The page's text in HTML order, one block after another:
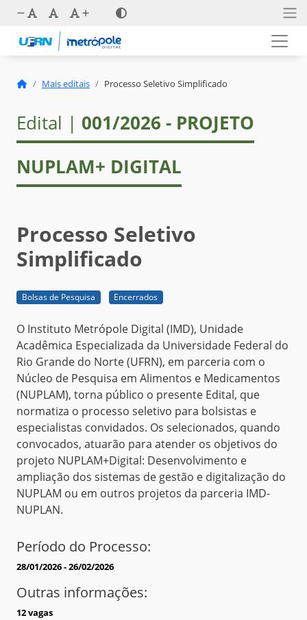
Mais editais Processo Seletivo Simplificado
Edital | 001/2026 - PROJETO
NUPLAM+ DIGITAL
Processo Seletivo
Simplificado
Bolsas de Pesquisa Encerrados
O Instituto Metrópole Digital (IMD), Unidade
Acadêmica Especializada da Universidade Federal do
Rio Grande do Norte (UFRN), em parceria com o
Núcleo de Pesquisa em Alimentos e Medicamentos
(NUPLAM), torna público o presente Edital, que
normatiza o processo seletivo para bolsistas e
especialistas convidados. Os selecionados, quando
convocados, atuarão para atender os objetivos do
projeto NUPLAM+Digital: Desenvolvimento e
ampliação dos sistemas de gestão e digitalização do
NUPLAM ou em outros projetos da parceria IMD-
NUPLAN.
Período do Processo:
28/01/2026 - 26/02/2026
Outras informações:
12 vagas